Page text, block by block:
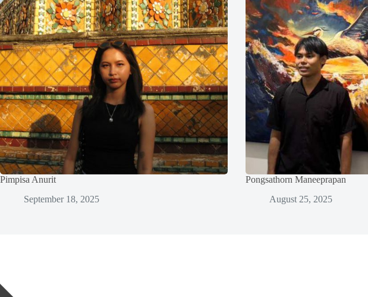
Pimpisa Anurit
September 18, 2025
Pongsathorn Maneeprapan
August 25, 2025